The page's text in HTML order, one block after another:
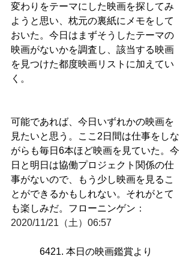
変わりをテーマにした映画を探してみ
ようと思い、枕元の裏紙にメモをして
おいた。今日はまずそうしたテーマの
映画がないかを調査し、該当する映画
を見つけた都度映画リストに加えてい
く。
可能であれば、今日いずれかの映画を
見たいと思う。ここ2日間は仕事をしな
がらも毎日6本ほど映画を見ていた。今
日と明日は協働プロジェクト関係の仕
事がないので、もう少し映画を見るこ
とができるかもしれない。それがとて
も楽しみだ。フローニンゲン ：
2020/11/21（土）06:57
6421. 本日の映画鑑賞より